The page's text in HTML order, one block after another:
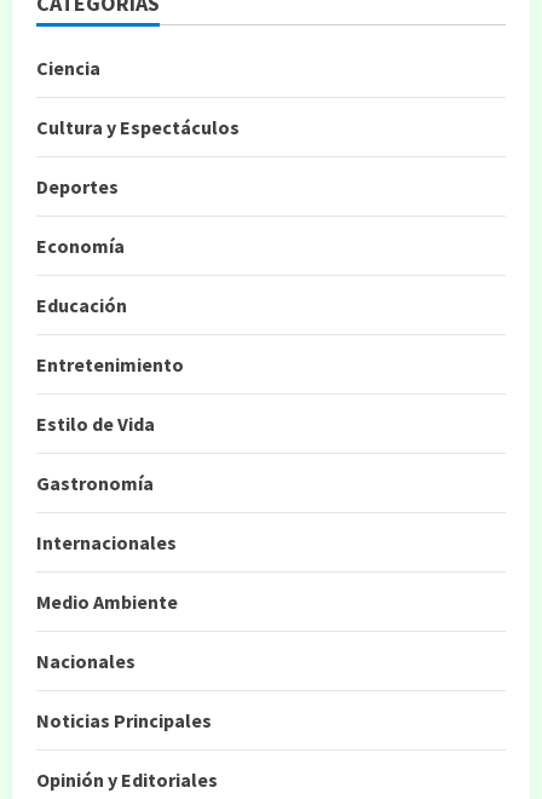
Ciencia
Cultura y Espectáculos
Deportes
Economía
Educación
Entretenimiento
Estilo de Vida
Gastronomía
Internacionales
Medio Ambiente
Nacionales
Noticias Principales
Opinión y Editoriales